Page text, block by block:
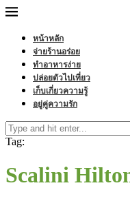
หน้าหลัก
จ่ายร้านอร่อย
ทำอาหารง่าย
ปล่อยตัวไปเที่ยว
เก็บเกี่ยวความรู้
อยู่คู่ความรัก
Tag:
Scalini